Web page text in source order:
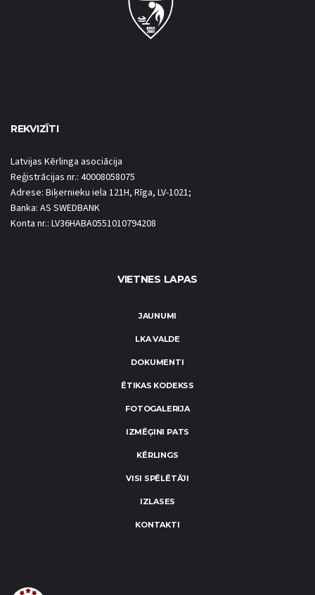
REKVIZĪTI
Latvijas Kērlinga asociācija
Reģistrācijas nr.: 40008058075
Adrese: Biķernieku iela 121H, Rīga, LV-1021;
Banka: AS SWEDBANK
Konta nr.: LV36HABA0551010794208
VIETNES LAPAS
JAUNUMI
LKA VALDE
DOKUMENTI
ĒTIKAS KODEKSS
FOTOGALERIJA
IZMĒĢINI PATS
KĒRLINGS
VISI SPĒLĒTĀJI
IZLASES
KONTAKTI